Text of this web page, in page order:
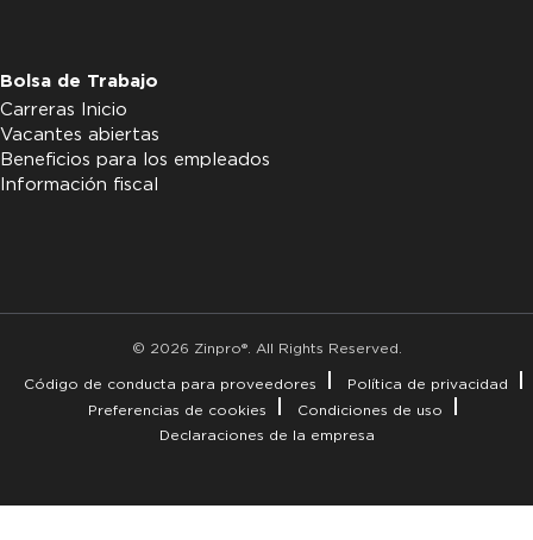
Bolsa de Trabajo
Carreras Inicio
Vacantes abiertas
Beneficios para los empleados
Información fiscal
© 2026 Zinpro®. All Rights Reserved.
Código de conducta para proveedores
Política de privacidad
Preferencias de cookies
Condiciones de uso
Declaraciones de la empresa